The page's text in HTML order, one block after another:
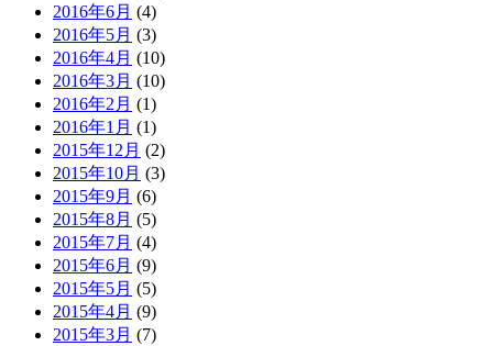
2016年6月 (4)
2016年5月 (3)
2016年4月 (10)
2016年3月 (10)
2016年2月 (1)
2016年1月 (1)
2015年12月 (2)
2015年10月 (3)
2015年9月 (6)
2015年8月 (5)
2015年7月 (4)
2015年6月 (9)
2015年5月 (5)
2015年4月 (9)
2015年3月 (7)